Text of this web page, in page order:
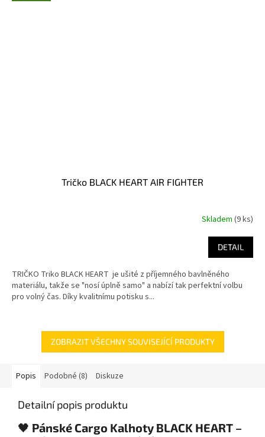
Tričko BLACK HEART AIR FIGHTER
Skladem (9 ks)
DETAIL
TRIČKO Triko BLACK HEART je ušité z příjemného bavlněného
materiálu, takže se "nosí úplně samo" a nabízí tak perfektní volbu
pro volný čas. Díky kvalitnímu potisku s...
ZOBRAZIT VŠECHNY SOUVISEJÍCÍ PRODUKTY
Popis Podobné (8) Diskuze
Detailní popis produktu
🖤 Pánské Cargo Kalhoty BLACK HEART –